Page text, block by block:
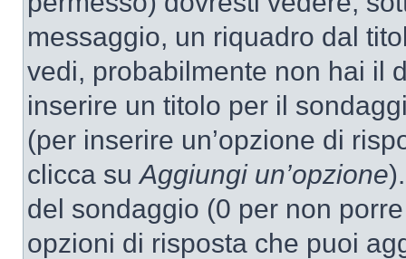
messaggio, un riquadro dal
vedi, probabilmente non hai il
inserire un titolo per il
(per inserire un’opzione di
clicca suAggiungi un’opzione
del sondaggio (0 per non
opzioni di risposta che puoi